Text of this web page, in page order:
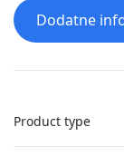
Dodatne
Product type